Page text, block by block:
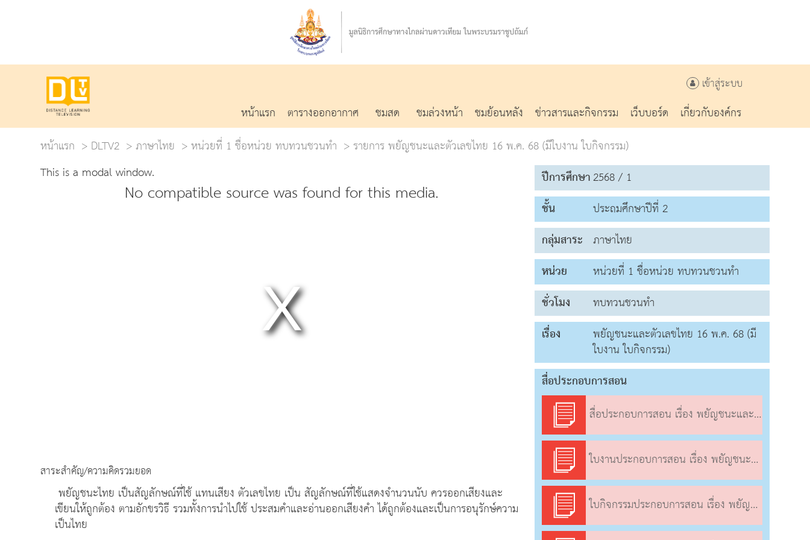
เข้าสู่ระบบ
หน้าแรก ตารางออกอากาศ ชมสด ชมล่วงหน้า ชมย้อนหลัง ข่าวสารและกิจกรรม เว็บบอร์ด
เกี่ยวกับองค์กร
หน้าแรก
DLTV2 ภาษาไทย หน่วยที่ 1 ชื่อหน่วย ทบทวนชวนทำ
รายการ พยัญชนะและตัวเลขไทย 16 พ.ค. 68 (มีใบงาน ใบกิจกรรม)
This is a modal window.
No compatible source was found for this media.
สาระสำคัญ/ความคิดรวมยอด
พยัญชนะไทย เป็นสัญลักษณ์ที่ใช้ แทนเสียง ตัวเลขไทย เป็น สัญลักษณ์ที่ใช้แสดงจำนวนนับ ควรออกเสียงและ
เขียนให้ถูกต้อง ตามอักขรวิธี รวมทั้งการนำไปใช้ ประสมคำและอ่านออกเสียงคำ ได้ถูกต้องและเป็นการอนุรักษ์ความ
เป็นไทย
ปีการศึกษา2568 / 1
ชั้น
ประถมศึกษาปีที่ 2
กลุ่มสาระ ภาษาไทย
หน่วย
หน่วยที่ 1 ชื่อหน่วย ทบทวนชวนทำ
ชั่วโมง
ทบทวนชวนทำ
เรื่อง
พยัญชนะและตัวเลขไทย 16 พ.ค. 68 (มี
ใบงาน ใบกิจกรรม)
สื่อประกอบการสอน
สื่อประกอบการสอน เรื่อง พยัญชนะและตัวเลขไทย
ใบงานประกอบการสอน เรื่อง พยัญชนะและตัวเลขไทย
ใบกิจกรรมประกอบการสอน เรื่อง พยัญชนะและตัวเลขไทย